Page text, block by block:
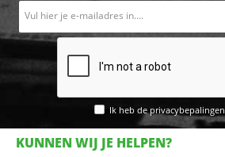
Ik heb de privacybepalingen
KUNNEN WIJ JE HELPEN?